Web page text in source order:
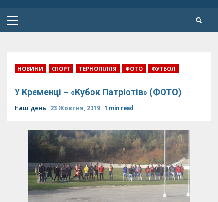
Primary
НОВИНИ СПОРТ ТЕРНОПІЛЛЯ ФОТО ФУТБОЛ
У Кременці – «Кубок Патріотів» (ФОТО)
Наш день 23 Жовтня, 2019 1 min read